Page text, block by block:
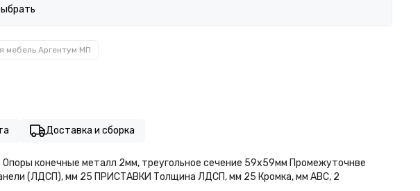
мебель Аргентум МП
Доставка и сборка
конечные металл 2мм, треугольное сечение 59х59мм Промежуточнве
(ЛДСП), мм 25 ПРИСТАВКИ Толщина ЛДСП, мм 25 Кромка, мм АВС, 2